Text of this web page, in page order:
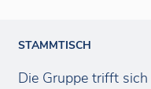
STAMMTISCH
Die Gruppe trifft